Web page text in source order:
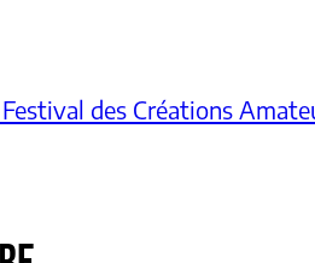
des Créations